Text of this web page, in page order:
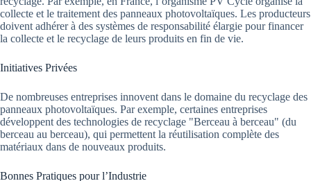
collecte et le traitement des panneaux photovoltaïques. Les producteurs
doivent adhérer à des systèmes de responsabilité élargie pour financer
la collecte et le recyclage de leurs produits en fin de vie.
Initiatives Privées
De nombreuses entreprises innovent dans le domaine du recyclage des
panneaux photovoltaïques. Par exemple, certaines entreprises
développent des technologies de recyclage "Berceau à berceau" (du
berceau au berceau), qui permettent la réutilisation complète des
matériaux dans de nouveaux produits.
Bonnes Pratiques pour l’Industrie